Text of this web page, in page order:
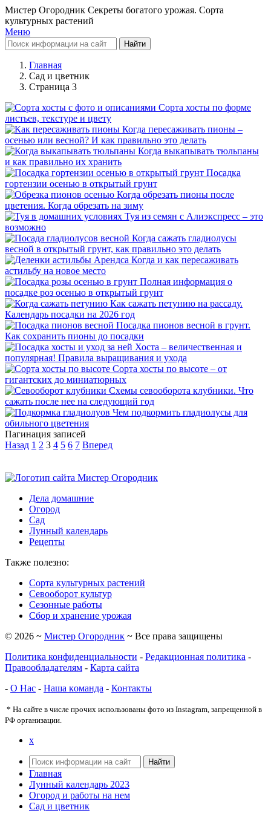
Мистер Огородник Секреты богатого урожая. Сорта
культурных растений
Меню
Найти
Главная
Сад и цветник
Страница 3
Сорта хосты по форме
листьев, текстуре и цвету
Когда пересаживать пионы –
осенью или весной? И как правильно это делать
Когда выкапывать тюльпаны
и как правильно их хранить
Посадка
гортензии осенью в открытый грунт
Когда обрезать пионы после
цветения. Когда обрезать на зиму
Туя из семян с Алиэкспресс – это
возможно
Когда сажать гладиолусы
весной в открытый грунт, как правильно это делать
Когда и как пересаживать
астильбу на новое место
Полная информация о
посадке роз осенью в открытый грунт
Как сажать петунию на рассаду.
Календарь посадки на 2026 год
Посадка пионов весной в грунт.
Как сохранить пионы до посадки
Хоста – величественная и
популярная! Правила выращивания и ухода
Сорта хосты по высоте – от
гигантских до миниатюрных
Схемы севооборота клубники. Что
сажать после нее на следующий год
Чем подкормить гладиолусы для
обильного цветения
Пагинация записей
Назад 1 2 3 4 5 6 7 Вперед
Дела домашние
Огород
Сад
Лунный календарь
Рецепты
Также полезно:
Сорта культурных растений
Севооборот культур
Сезонные работы
Сбор и хранение урожая
© 2026 ~ Мистер Огородник ~ Все права защищены
Политика конфиденциальности - Редакционная политика -
Правообладателям - Карта сайта
- О Нас - Haшa кoмaндa - Контакты
* На сайте в числе прочих использованы фото из Instagram, запрещенной в
РФ организации.
x
Найти
Главная
Лунный календарь 2023
Огород и работы на нем
Сад и цветник